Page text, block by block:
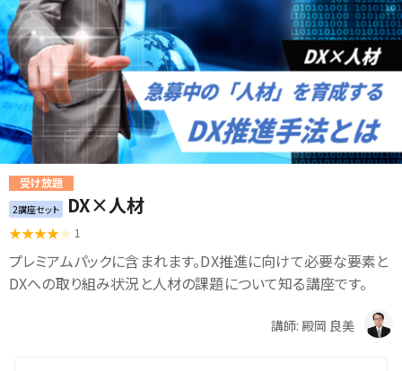
受け放題
2講座セット DX×人材
1
プレミアムパックに含まれます。DX推進に向けて必要な要素と
DXへの取り組み状況と人材の課題について知る講座です。
講師: 殿岡 良美